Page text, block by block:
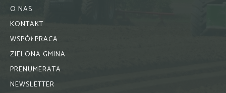
O NAS
KONTAKT
WSPÓŁPRACA
ZIELONA GMINA
PRENUMERATA
NEWSLETTER